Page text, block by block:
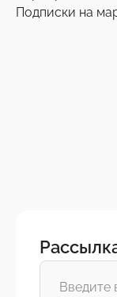
Подписки на